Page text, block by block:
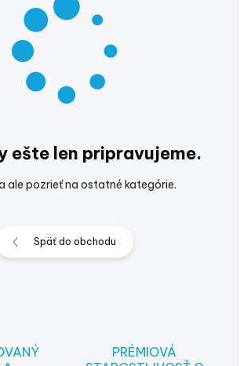
ešte len pripravujeme.
ale pozrieť na ostatné kategórie.
Späť do obchodu
PRÉMIOVÁ